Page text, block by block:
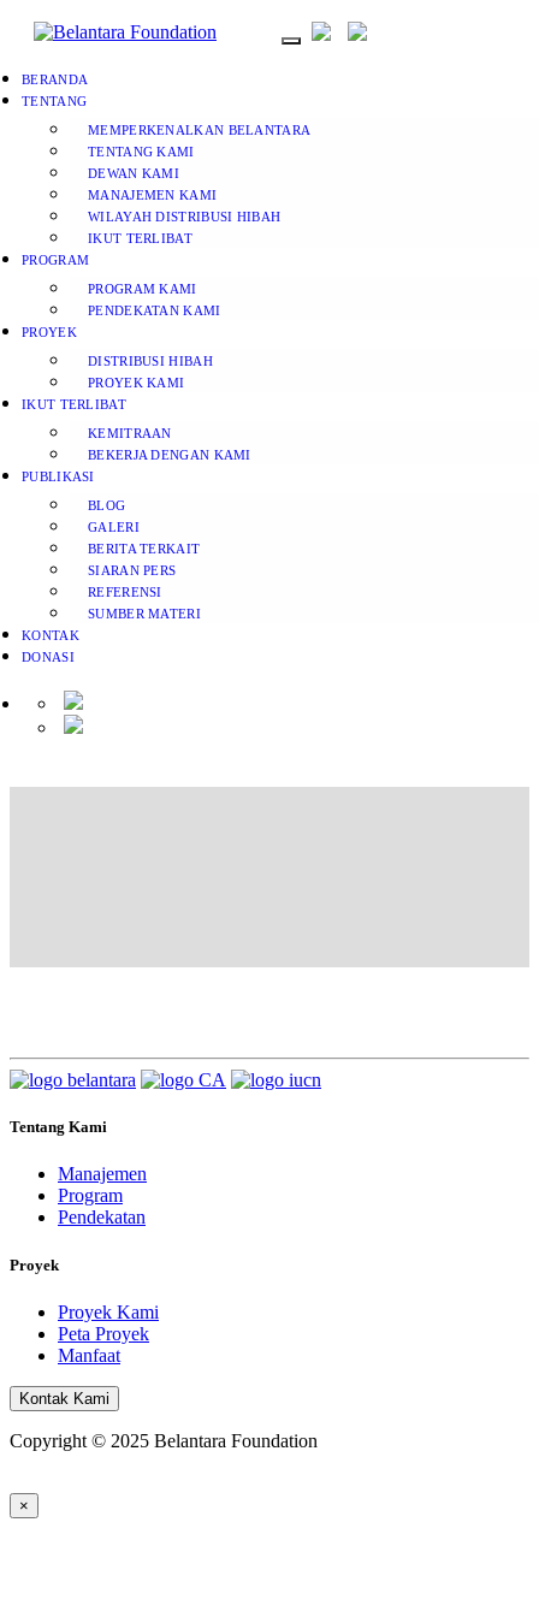
BERANDA
TENTANG
MEMPERKENALKAN BELANTARA
TENTANG KAMI
DEWAN KAMI
MANAJEMEN KAMI
WILAYAH DISTRIBUSI HIBAH
IKUT TERLIBAT
PROGRAM
PROGRAM KAMI
PENDEKATAN KAMI
PROYEK
DISTRIBUSI HIBAH
PROYEK KAMI
IKUT TERLIBAT
KEMITRAAN
BEKERJA DENGAN KAMI
PUBLIKASI
BLOG
GALERI
BERITA TERKAIT
SIARAN PERS
REFERENSI
SUMBER MATERI
KONTAK
DONASI
Tentang Kami
Manajemen
Program
Pendekatan
Proyek
Proyek Kami
Peta Proyek
Manfaat
Kontak Kami
Copyright © 2025 Belantara Foundation
×